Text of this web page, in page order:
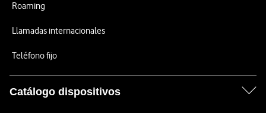
Roaming
Llamadas internacionales
Teléfono fijo
Catálogo dispositivos